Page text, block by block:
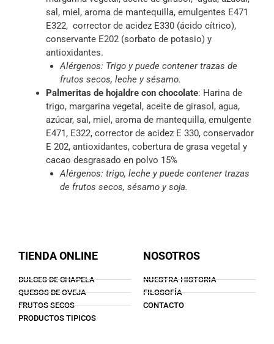
sal, miel, aroma de mantequilla, emulgentes E471
E322, corrector de acidez E330 (ácido cítrico),
conservante E202 (sorbato de potasio) y
antioxidantes.
Alérgenos: Trigo y puede contener trazas de
frutos secos, leche y sésamo.
Palmeritas de hojaldre con chocolate: Harina de
trigo, margarina vegetal, aceite de girasol, agua,
azúcar, sal, miel, aroma de mantequilla, emulgente
E471, E322, corrector de acidez E 330, conservador
E 202, antioxidantes, cobertura de grasa vegetal y
cacao desgrasado en polvo 15%
Alérgenos: trigo, leche y puede contener trazas
de frutos secos, sésamo y soja.
TIENDA ONLINE
DULCES DE CHAPELA
QUESOS DE OVEJA
FRUTOS SECOS
PRODUCTOS TIPICOS
NOSOTROS
NUESTRA HISTORIA
FILOSOFÍA
CONTACTO